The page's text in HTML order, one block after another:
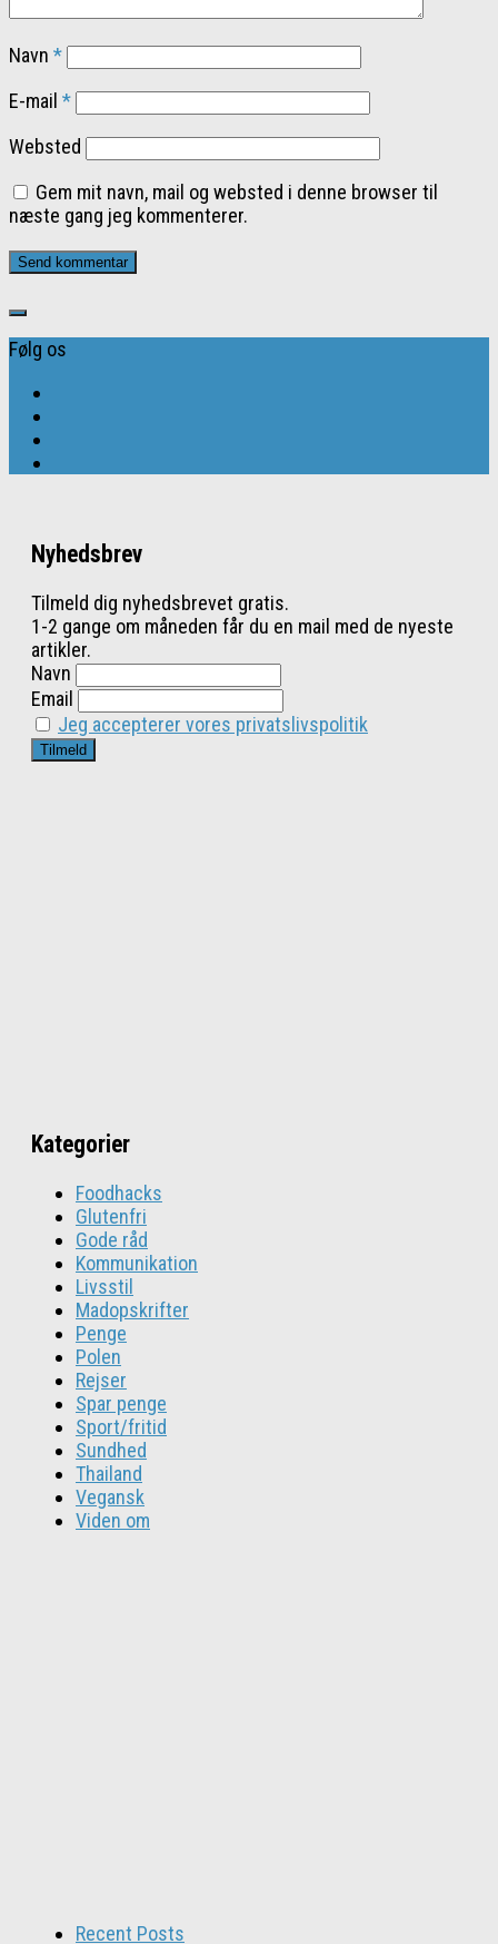
Navn *
E-mail *
Websted
Gem mit navn, mail og websted i denne browser til
næste gang jeg kommenterer.
Følg os
Nyhedsbrev
Tilmeld dig nyhedsbrevet gratis.
1-2 gange om måneden får du en mail med de nyeste
artikler.
Navn
Email
Jeg accepterer vores privatslivspolitik
Kategorier
Foodhacks
Glutenfri
Gode råd
Kommunikation
Livsstil
Madopskrifter
Penge
Polen
Rejser
Spar penge
Sport/fritid
Sundhed
Thailand
Vegansk
Viden om
Recent Posts